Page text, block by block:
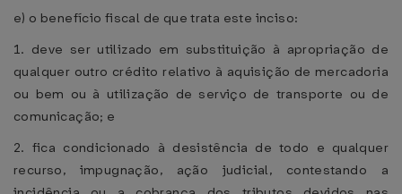
e) o benefício fiscal de que trata este inciso:
1. deve ser utilizado em substituição à apropriação de
qualquer outro crédito relativo à aquisição de mercadoria
ou bem ou à utilização de serviço de transporte ou de
comunicação; e
2. fica condicionado à desistência de todo e qualquer
recurso, impugnação, ação judicial, contestando a